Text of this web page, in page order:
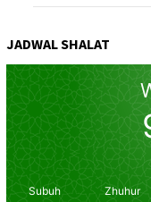
JADWAL SHALAT